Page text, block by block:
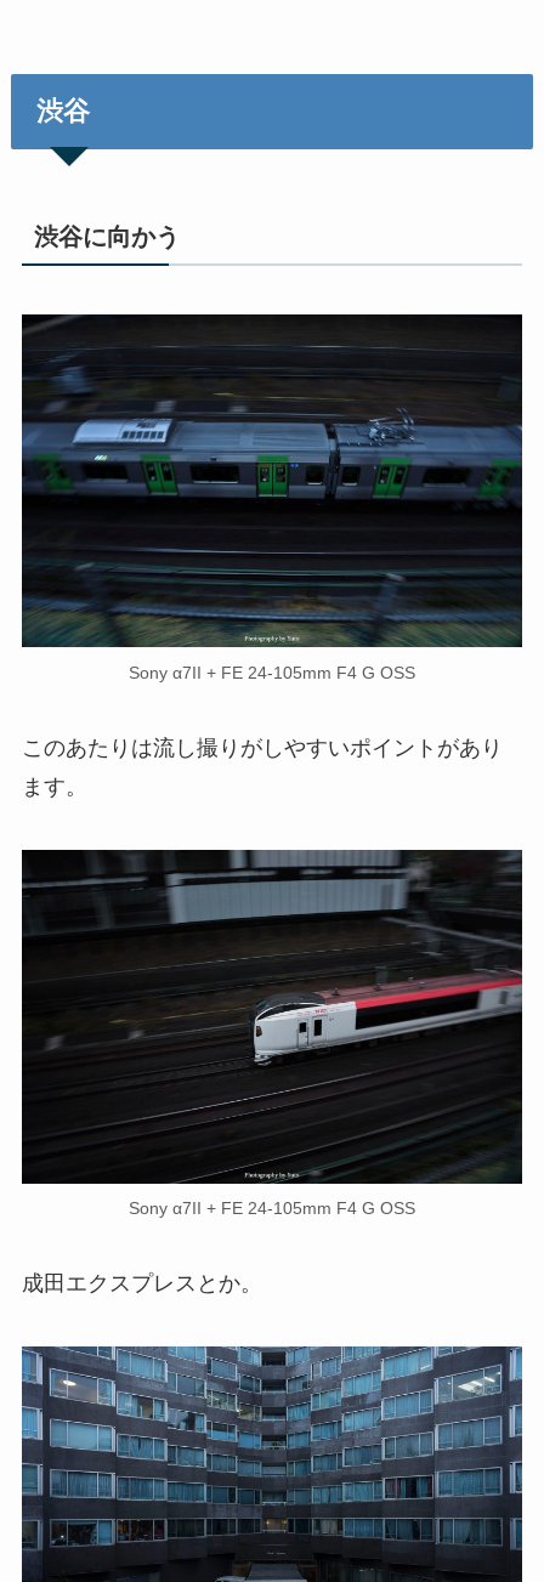
渋谷
渋谷に向かう
Sony α7II + FE 24-105mm F4 G OSS
このあたりは流し撮りがしやすいポイントがあり
ます。
Sony α7II + FE 24-105mm F4 G OSS
成田エクスプレスとか。